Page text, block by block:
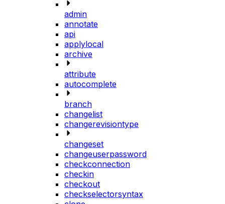
admin
annotate
api
applylocal
archive
attribute
autocomplete
branch
changelist
changerevisiontype
changeset
changeuserpassword
checkconnection
checkin
checkout
checkselectorsyntax